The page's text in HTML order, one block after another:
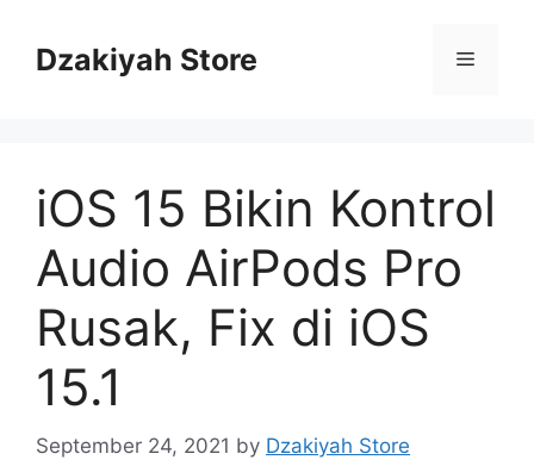
contentDzakiyah Store Menu
iOS 15 Bikin Kontrol
Audio AirPods Pro
Rusak, Fix di iOS
15.1
September 24, 2021 by Dzakiyah Store